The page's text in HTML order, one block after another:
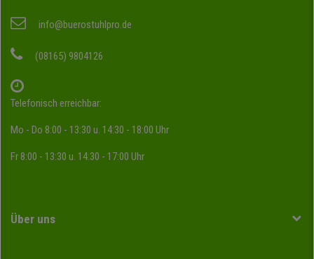
info@buerostuhlpro.de
(08165) 9804126
Telefonisch erreichbar:
Mo - Do 8:00 - 13:30 u. 14:30 - 18:00 Uhr
Fr 8:00 - 13:30 u. 14:30 - 17:00 Uhr
Über uns